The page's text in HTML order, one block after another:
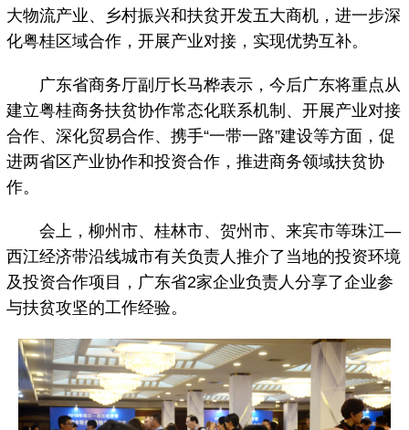
大物流产业、乡村振兴和扶贫开发五大商机，进一步深
化粤桂区域合作，开展产业对接，实现优势互补。
广东省商务厅副厅长马桦表示，今后广东将重点从
建立粤桂商务扶贫协作常态化联系机制、开展产业对接
合作、深化贸易合作、携手“一带一路”建设等方面，促
进两省区产业协作和投资合作，推进商务领域扶贫协
作。
会上，柳州市、桂林市、贺州市、来宾市等珠江—
西江经济带沿线城市有关负责人推介了当地的投资环境
及投资合作项目，广东省2家企业负责人分享了企业参
与扶贫攻坚的工作经验。